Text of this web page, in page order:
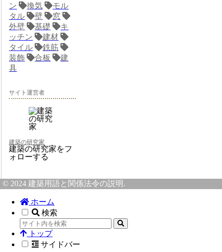
ン
換気
モル
タル
壁
窓
外壁
基礎
キ
ッチン
建材
タイル
鉄筋
装飾
合板
建
具
サイト運営者
建築の研究家
建築の研究家をフ
ォローする
© 2024 建築用語と関係法令の説明.
ホーム
検索
トップ
サイドバー